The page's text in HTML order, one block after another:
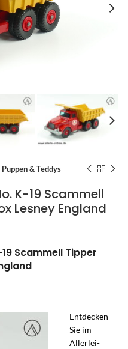
& Teddys
K-19 Scammell
Lesney England
Scammell Tipper
Entdecken
Sie im
Allerlei-